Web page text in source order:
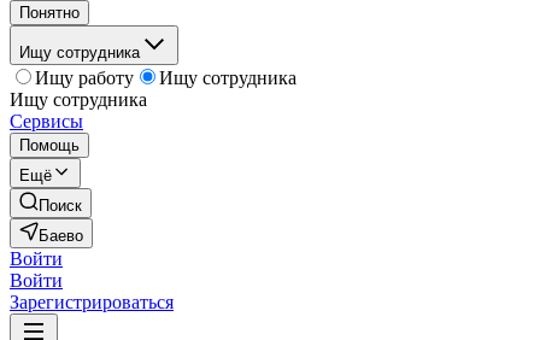
Понятно
Ищу сотрудника
Ищу работу
Ищу сотрудника
Ищу сотрудника
Сервисы
Помощь
Ещё
Поиск
Баево
Войти
Войти
Зарегистрироваться